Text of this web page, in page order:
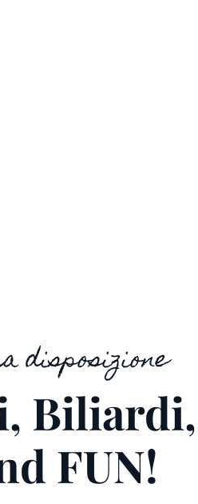
disposizione
Biliardi,
FUN!